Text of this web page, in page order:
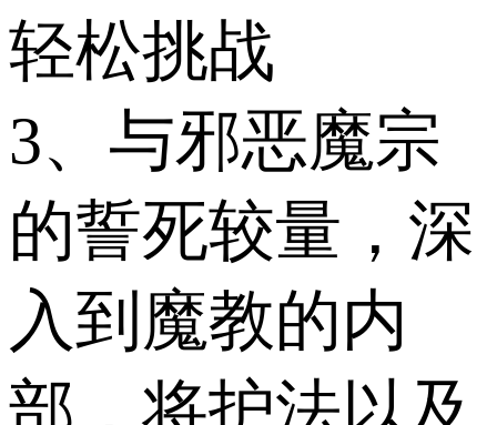
轻松挑战
3、与邪恶魔宗
的誓死较量，深
入到魔教的内